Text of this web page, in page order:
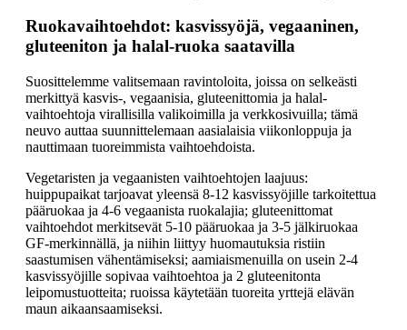
Ruokavaihtoehdot: kasvissyöjä, vegaaninen,
gluteeniton ja halal-ruoka saatavilla
Suosittelemme valitsemaan ravintoloita, joissa on selkeästi
merkittyä kasvis-, vegaanisia, gluteenittomia ja halal-
vaihtoehtoja virallisilla valikoimilla ja verkkosivuilla; tämä
neuvo auttaa suunnittelemaan aasialaisia viikonloppuja ja
nauttimaan tuoreimmista vaihtoehdoista.
Vegetaristen ja vegaanisten vaihtoehtojen laajuus:
huippupaikat tarjoavat yleensä 8-12 kasvissyöjille tarkoitettua
pääruokaa ja 4-6 vegaanista ruokalajia; gluteenittomat
vaihtoehdot merkitsevät 5-10 pääruokaa ja 3-5 jälkiruokaa
GF-merkinnällä, ja niihin liittyy huomautuksia ristiin
saastumisen vähentämiseksi; aamiaismenuilla on usein 2-4
kasvissyöjille sopivaa vaihtoehtoa ja 2 gluteenitonta
leipomustuotteita; ruoissa käytetään tuoreita yrttejä elävän
maun aikaansaamiseksi.